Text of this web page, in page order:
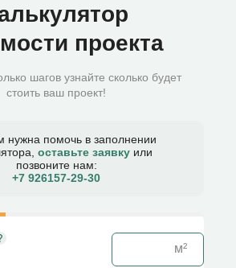
проекта
шагов узнайте сколько будет
стоить ваш проект!
нужна помочь в заполнении
оставьте заявку или
позвоните нам:
+7 926157-29-30​